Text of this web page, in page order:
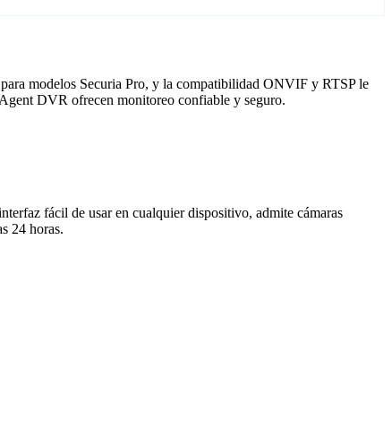
modelos Securia Pro, y la compatibilidad ONVIF y RTSP le
DVR ofrecen monitoreo confiable y seguro.
fácil de usar en cualquier dispositivo, admite cámaras
24 horas.